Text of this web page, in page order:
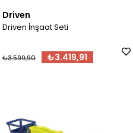
Driven
Driven İnşaat Seti
₺3.419,91
₺3.599,90